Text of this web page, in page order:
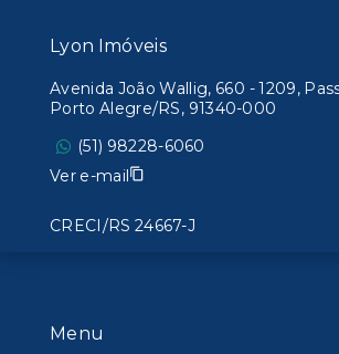
Menu
Lyon Imóveis
Avenida João Wallig, 660 - 1209,
Porto Alegre/RS, 91340-000
(51) 98228-6060
Ver e-mail
CRECI/RS 24667-J